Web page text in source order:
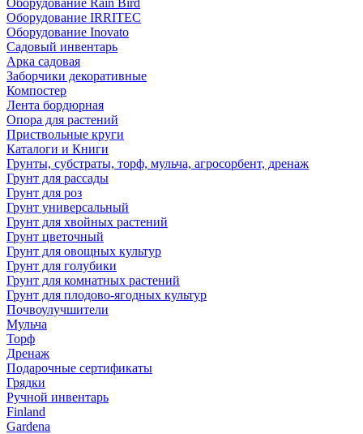
Оборудование Rain Bird
Оборудование IRRITEC
Оборудование Inovato
Садовый инвентарь
Арка садовая
Заборчики декоративные
Компостер
Лента бордюрная
Опора для растений
Приствольные круги
Каталоги и Книги
Грунты, субстраты, торф, мульча, агросорбент, дренаж
Грунт для рассады
Грунт для роз
Грунт универсальный
Грунт для хвойных растений
Грунт цветочный
Грунт для овощных культур
Грунт для голубики
Грунт для комнатных растений
Грунт для плодово-ягодных культур
Почвоулучшители
Мульча
Торф
Дренаж
Подарочные сертификаты
Грядки
Ручной инвентарь
Finland
Gardena